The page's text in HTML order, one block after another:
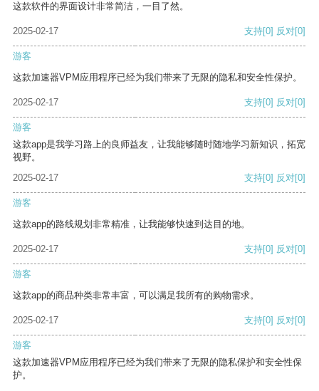
这款软件的界面设计非常简洁，一目了然。
2025-02-17 支持[0] 反对[0]
游客
这款加速器VPM应用程序已经为我们带来了无限的隐私和安全性保护。
2025-02-17 支持[0] 反对[0]
游客
这款app是我学习路上的良师益友，让我能够随时随地学习新知识，拓宽
视野。
2025-02-17
支持[0] 反对[0]
游客
这款app的路线规划非常精准，让我能够快速到达目的地。
2025-02-17 支持[0] 反对[0]
游客
这款app的商品种类非常丰富，可以满足我所有的购物需求。
2025-02-17 支持[0] 反对[0]
游客
这款加速器VPM应用程序已经为我们带来了无限的隐私保护和安全性保
护。